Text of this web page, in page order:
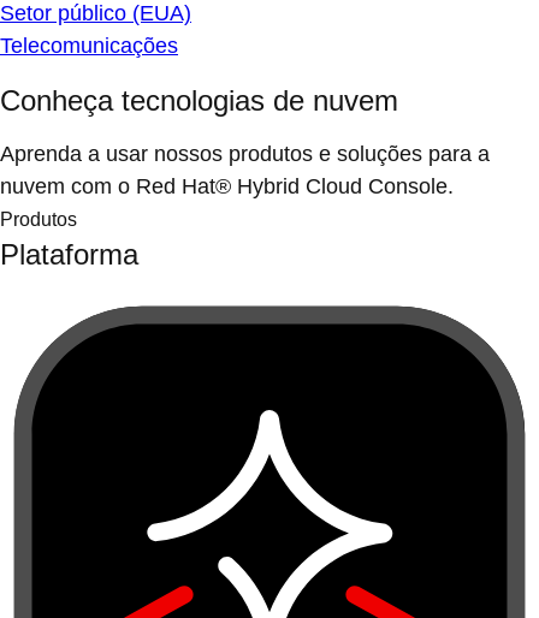
Setor público (EUA)
Telecomunicações
Conheça tecnologias de nuvem
Aprenda a usar nossos produtos e soluções para a
nuvem com o Red Hat® Hybrid Cloud Console.
Produtos
Plataforma